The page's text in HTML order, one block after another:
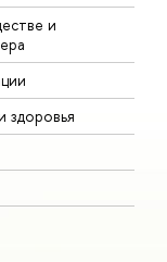
и
здоровья